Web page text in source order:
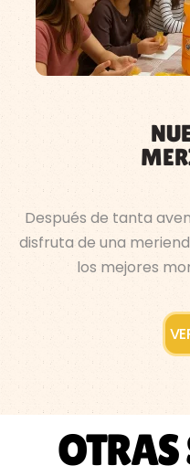
Después de tanta
disfruta de una
los mejores
OTRAS